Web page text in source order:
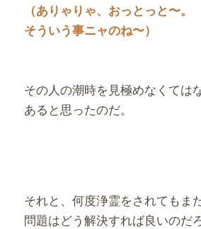
（ありゃりゃ、おっとっと〜。
そういう事ニャのね〜）
その人の潮時を見極めなくては
あると思ったのだ。
それと、何度浄霊をされてもま
問題はどう解決すれば良いのだ